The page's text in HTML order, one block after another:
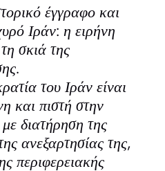
έγγραφο και
Ιράν: η ειρήνη
σκιά της
του Ιράν είναι
και πιστή στην
διατήρηση της
ανεξαρτησίας της,
περιφερειακής